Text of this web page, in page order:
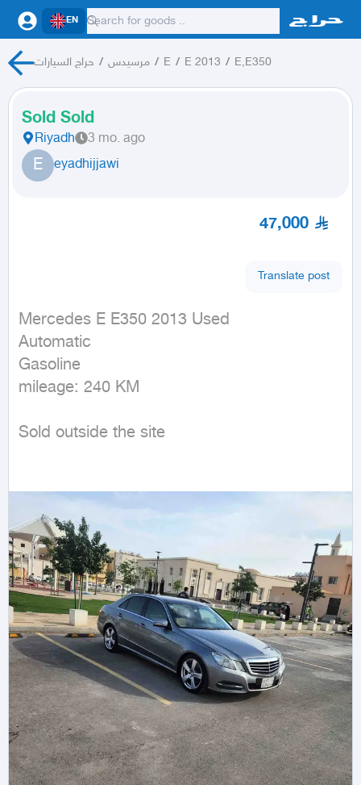
EN
حراج السيارات / مرسيدس / E / E 2013 / E,E350
Sold Sold
Riyadh 3 mo. ago
E eyadhijjawi
47,000
Translate post
Mercedes E E350 2013 Used
Automatic
Gasoline
mileage: 240 KM
Sold outside the site